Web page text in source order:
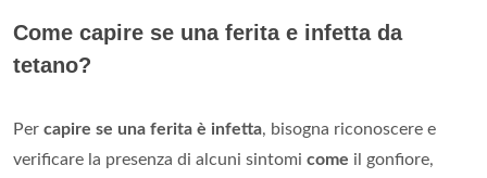
Come capire se una ferita e infetta da
tetano?
Per capire se una ferita è infetta, bisogna riconoscere e
verificare la presenza di alcuni sintomi come il gonfiore,